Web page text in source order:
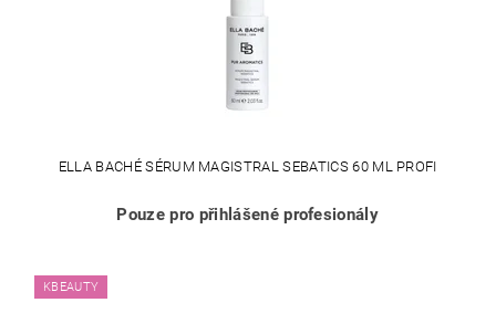
ELLA BACHÉ SÉRUM MAGISTRAL SEBATICS 60 ML PROFI
Pouze pro přihlášené profesionály
KBEAUTY